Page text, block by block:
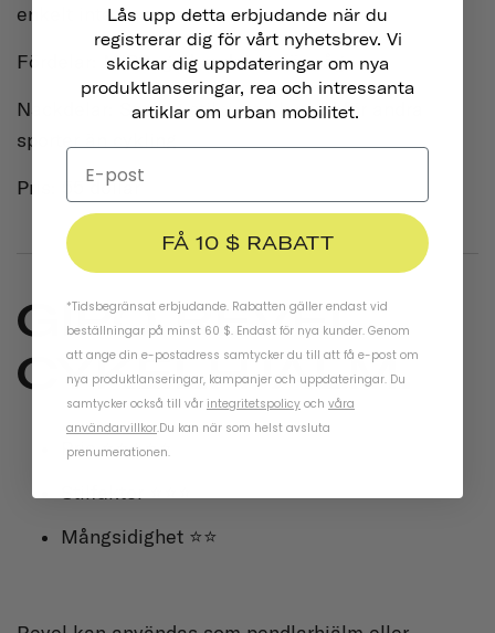
enkelt inte kan matcha.
Fördelar: MIPS, god andningsförmåga
Nackdelar: Sportig stil, inte klassad för andra
sporter än cykling
Pris: 55 dollar
GIRO REVEL
CYKELHJÄLM.
Pris ⭐⭐⭐⭐⭐
Stilfaktor ⭐⭐⭐
Mångsidighet ⭐⭐
Lås upp detta erbjudande när du
registrerar dig för vårt nyhetsbrev. Vi
skickar dig uppdateringar om nya
produktlanseringar, rea och intressanta
artiklar om urban mobilitet.
FÅ 10 $ RABATT
*Tidsbegränsat erbjudande. Rabatten gäller endast vid
beställningar på minst 60 $. Endast för nya kunder. Genom
att ange din e-postadress samtycker du till att få e-post om
nya produktlanseringar, kampanjer och uppdateringar. Du
samtycker också till vår integritetspolicy och våra
användarvillkor.Du kan när som helst avsluta
prenumerationen.